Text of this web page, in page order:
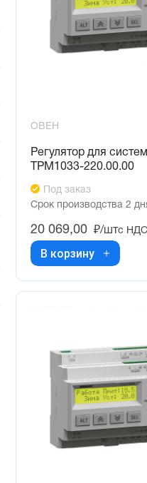
ТРМ1033 не требует
Экономичность
Равномерный износ
ОВЕН
Регулятор для
ТРМ1033-220.00.00
Под заказ
Срок производства 2
20 069,00 ₽/штс НДС
В корзину